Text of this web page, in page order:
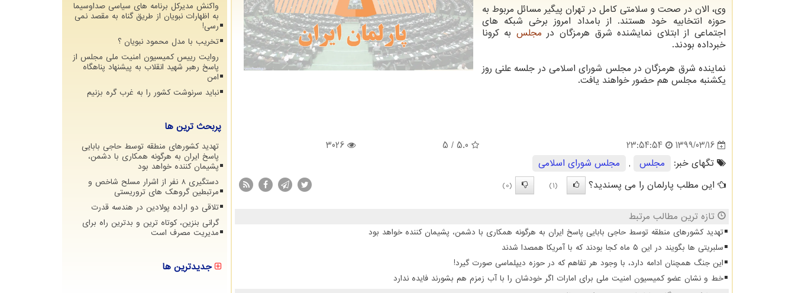
وی، الان در صحت و سلامتی کامل در تهران پیگیر مسائل مربوط به
حوزه انتخابیه خود هستند. از بامداد امروز برخی شبکه های
اجتماعی از ابتلای نمایشنده شرق هرمزگان در مجلس به کرونا
خبرداده بودند.
نماینده شرق هرمزگان در مجلس شورای اسلامی در جلسه علنی روز
یکشنبه مجلس هم حضور خواهند یافت.
1399/03/16
23:54:54
5.0
/ 5
3026
تگهای خبر:
مجلس ,
مجلس شورای اسلامی
این مطلب پارلمان را می پسندید؟
(1)
(0)
تازه ترین مطالب مرتبط
تهدید کشورهای منطقه توسط حاجی بابایی پاسخ ایران به هرگونه همکاری با دشمن، پشیمان کننده خواهد بود
سلبریتی ها بگویند در این ۵ ماه کجا بودند که با آمریکا همصدا شدند
این جنگ همچنان ادامه دارد، با وجود هر تفاهم که در حوزه دیپلماسی صورت گیرد!
خط و نشان عضو کمیسیون امنیت ملی برای امارات اگر خودشان را با آب زمزم هم بشورند فایده ندارد
واکنش مدیرکل برنامه های سیاسی صداوسیما
به اظهارات نبویان از طریق گناه به مقصد نمی
رسی!
تخریب با مدل محمود نبویان ؟
روایت رییس کمیسیون امنیت ملی مجلس از
پاسخ رهبر شهید انقلاب به پیشنهاد پناهگاه
امن
نباید سرنوشت کشور را به غرب گره بزنیم
پربحث ترین ها
تهدید کشورهای منطقه توسط حاجی بابایی
پاسخ ایران به هرگونه همکاری با دشمن،
پشیمان کننده خواهد بود
دستگیری 8 نفر از اشرار مسلح شاخص و
مرتبطین گروهک های تروریستی
تلاقی دو اراده پولادین در هندسه قدرت
گرانی بنزین، کوتاه ترین و بدترین راه برای
مدیریت مصرف است
جدیدترین ها